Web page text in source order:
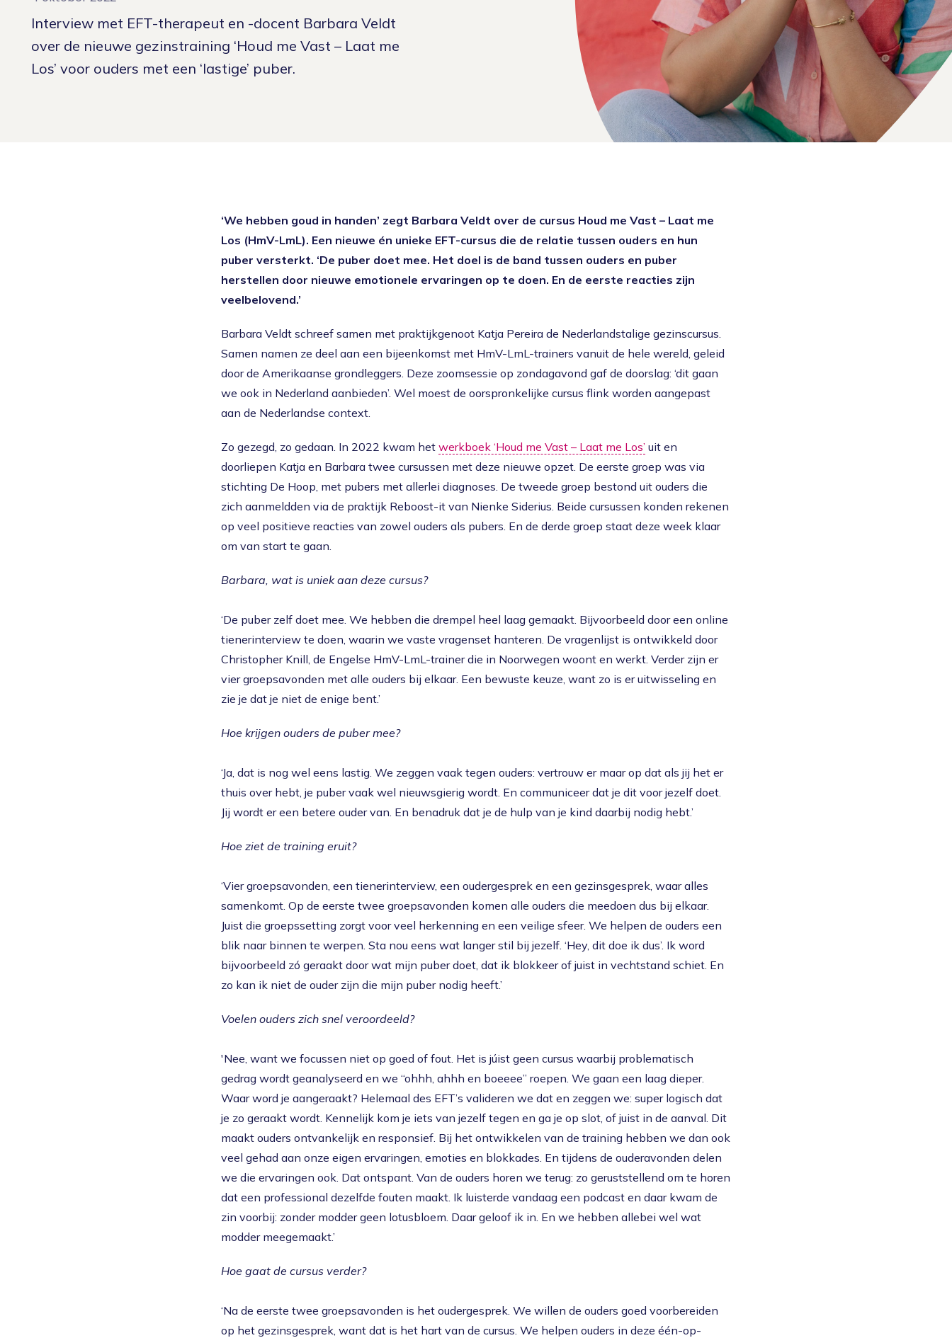
Nieuws
Oudercursus 'Houd me Vast / Laat me Los'
'Houd me Vast' online
Interview met EFT-therapeut en -docent Barbara Veldt
over de nieuwe gezinstraining ‘Houd me Vast – Laat me
Los’ voor ouders met een ‘lastige’ puber.
‘We hebben goud in handen’ zegt Barbara Veldt over de cursus Houd me Vast – Laat me
Los (HmV-LmL). Een nieuwe én unieke EFT-cursus die de relatie tussen ouders en hun
puber versterkt. ‘De puber doet mee. Het doel is de band tussen ouders en puber
herstellen door nieuwe emotionele ervaringen op te doen. En de eerste reacties zijn
veelbelovend.’
Barbara Veldt schreef samen met praktijkgenoot Katja Pereira de Nederlandstalige gezinscursus.
Samen namen ze deel aan een bijeenkomst met HmV-LmL-trainers vanuit de hele wereld, geleid
door de Amerikaanse grondleggers. Deze zoomsessie op zondagavond gaf de doorslag: ‘dit gaan
we ook in Nederland aanbieden’. Wel moest de oorspronkelijke cursus flink worden aangepast
aan de Nederlandse context.
Zo gezegd, zo gedaan. In 2022 kwam het werkboek ‘Houd me Vast – Laat me Los’ uit en
doorliepen Katja en Barbara twee cursussen met deze nieuwe opzet. De eerste groep was via
stichting De Hoop, met pubers met allerlei diagnoses. De tweede groep bestond uit ouders die
zich aanmeldden via de praktijk Reboost-it van Nienke Siderius. Beide cursussen konden rekenen
op veel positieve reacties van zowel ouders als pubers. En de derde groep staat deze week klaar
om van start te gaan.
Barbara, wat is uniek aan deze cursus?
‘De puber zelf doet mee. We hebben die drempel heel laag gemaakt. Bijvoorbeeld door een online
tienerinterview te doen, waarin we vaste vragenset hanteren. De vragenlijst is ontwikkeld door
Christopher Knill, de Engelse HmV-LmL-trainer die in Noorwegen woont en werkt. Verder zijn er
vier groepsavonden met alle ouders bij elkaar. Een bewuste keuze, want zo is er uitwisseling en
zie je dat je niet de enige bent.’
Hoe krijgen ouders de puber mee?
‘Ja, dat is nog wel eens lastig. We zeggen vaak tegen ouders: vertrouw er maar op dat als jij het er
thuis over hebt, je puber vaak wel nieuwsgierig wordt. En communiceer dat je dit voor jezelf doet.
Jij wordt er een betere ouder van. En benadruk dat je de hulp van je kind daarbij nodig hebt.’
Hoe ziet de training eruit?
‘Vier groepsavonden, een tienerinterview, een oudergesprek en een gezinsgesprek, waar alles
samenkomt. Op de eerste twee groepsavonden komen alle ouders die meedoen dus bij elkaar.
Juist die groepssetting zorgt voor veel herkenning en een veilige sfeer. We helpen de ouders een
blik naar binnen te werpen. Sta nou eens wat langer stil bij jezelf. ‘Hey, dit doe ik dus’. Ik word
bijvoorbeeld zó geraakt door wat mijn puber doet, dat ik blokkeer of juist in vechtstand schiet. En
zo kan ik niet de ouder zijn die mijn puber nodig heeft.’
Voelen ouders zich snel veroordeeld?
'Nee, want we focussen niet op goed of fout. Het is júist geen cursus waarbij problematisch
gedrag wordt geanalyseerd en we “ohhh, ahhh en boeeee” roepen. We gaan een laag dieper.
Waar word je aangeraakt? Helemaal des EFT’s valideren we dat en zeggen we: super logisch dat
je zo geraakt wordt. Kennelijk kom je iets van jezelf tegen en ga je op slot, of juist in de aanval. Dit
maakt ouders ontvankelijk en responsief. Bij het ontwikkelen van de training hebben we dan ook
veel gehad aan onze eigen ervaringen, emoties en blokkades. En tijdens de ouderavonden delen
we die ervaringen ook. Dat ontspant. Van de ouders horen we terug: zo geruststellend om te horen
dat een professional dezelfde fouten maakt. Ik luisterde vandaag een podcast en daar kwam de
zin voorbij: zonder modder geen lotusbloem. Daar geloof ik in. En we hebben allebei wel wat
modder meegemaakt.’
Hoe gaat de cursus verder?
‘Na de eerste twee groepsavonden is het oudergesprek. We willen de ouders goed voorbereiden
op het gezinsgesprek, want dat is het hart van de cursus. We helpen ouders in deze één-op-